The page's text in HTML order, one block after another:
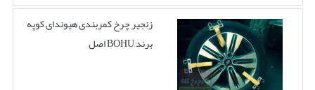
زنجیر چرخ کمربندی هیوندای کوپه
برند BOHU اصل